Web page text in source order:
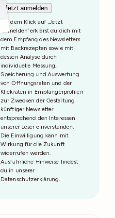
Mit dem Klick auf ‚Jetzt
Anmelden‘ erklärst du dich mit
dem Empfang des Newsletters
mit Backrezepten sowie mit
dessen Analyse durch
individuelle Messung,
Speicherung und Auswertung
von Öffnungsraten und der
Klickraten in Empfängerprofilen
zur Zwecken der Gestaltung
künftiger Newsletter
entsprechend den Interessen
unserer Leser einverstanden.
Die Einwilligung kann mit
Wirkung für die Zukunft
widerrufen werden.
Ausführliche Hinweise findest
du in unserer
Datenschutzerklärung